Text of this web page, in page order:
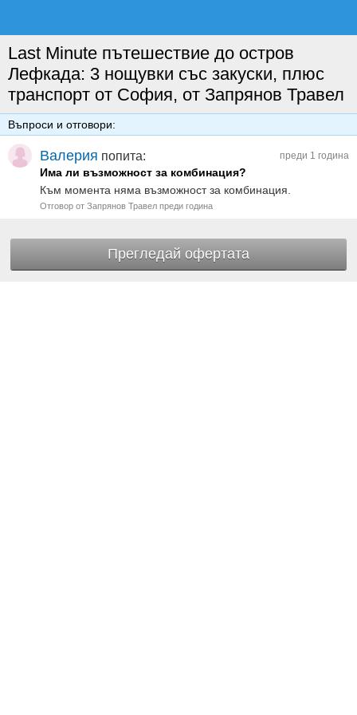
Last Minute пътешествие до остров
Лефкада: 3 нощувки със закуски, плюс
транспорт от София, от Запрянов Травел
Въпроси и отговори:
преди 1 година
Валерия попита:
Има ли възможност за комбинация?
Към момента няма възможност за комбинация.
Отговор от Запрянов Травел преди година
Прегледай офертата